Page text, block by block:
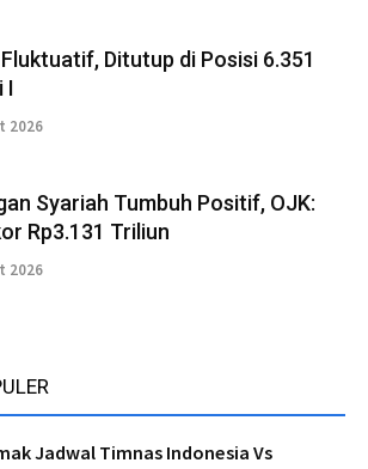
Ditutup di Posisi 6.351
I
2026
Syariah Tumbuh Positif, OJK:
Rp3.131 Triliun
2026
Jadwal Timnas Indonesia Vs